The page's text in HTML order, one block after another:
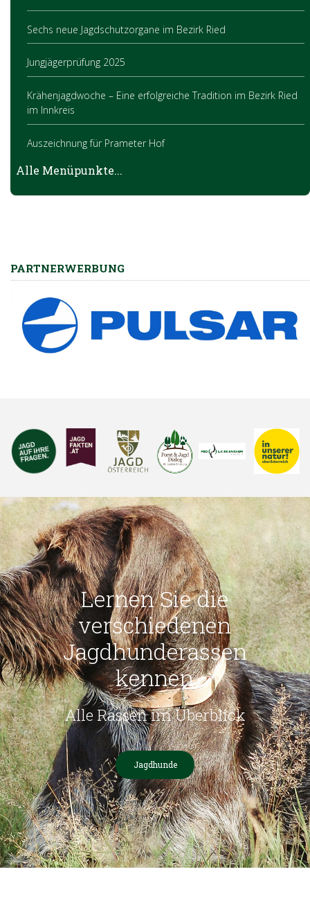
Sechs neue Jagdschutzorgane im Bezirk Ried
Jungjägerprüfung 2025
Krähenjagdwoche – Eine erfolgreiche Tradition im Bezirk Ried
im Innkreis
Auszeichnung für Prameter Hof
Jagdhornbläserwettbewerb
Alle Menüpunkte...
PARTNERWERBUNG
Lernen Sie die
verschiedenen
Jagdhunderassen
kennen
Alle Rassen im Überblick
Jagdhunde